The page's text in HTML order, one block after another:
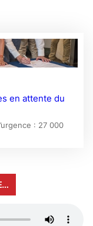
en attente du
: 27 000